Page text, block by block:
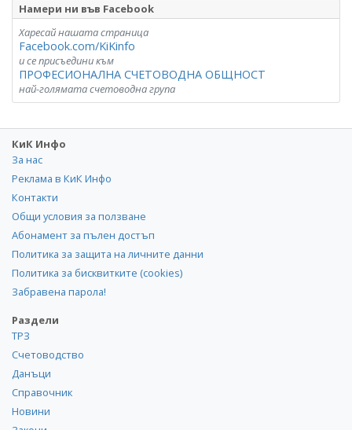
Намери ни във Facebook
Харесай нашата страница
Facebook.com/KiKinfo
и се присъедини към
ПРОФЕСИОНАЛНА СЧЕТОВОДНА ОБЩНОСТ
най-голямата счетоводна група
КиК Инфо
За нас
Реклама в КиК Инфо
Контакти
Общи условия за ползване
Абонамент за пълен достъп
Политика за защита на личните данни
Политика за бисквитките (cookies)
Забравена парола!
Раздели
ТРЗ
Счетоводство
Данъци
Справочник
Новини